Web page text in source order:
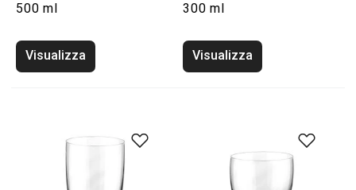
500 ml
Visualizza
300 ml
Visualizza